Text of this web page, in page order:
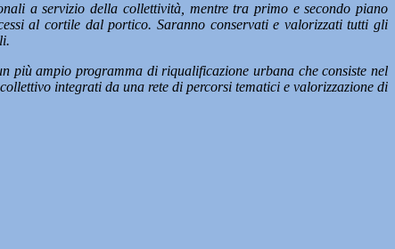
a servizio della collettività, mentre tra primo e secondo piano
al cortile dal portico. Saranno conservati e valorizzati tutti gli
più ampio programma di riqualificazione urbana che consiste nel
integrati da una rete di percorsi tematici e valorizzazione di